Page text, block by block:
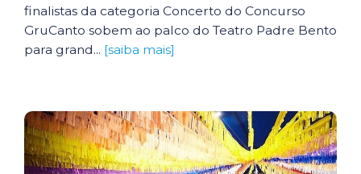
finalistas da categoria Concerto do Concurso
GruCanto sobem ao palco do Teatro Padre Bento
para grand... [saiba mais]